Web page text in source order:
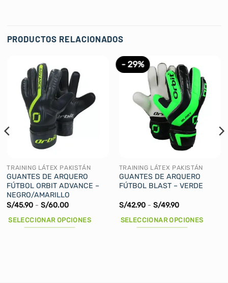
PRODUCTOS RELACIONADOS
TRAINING LÁTEX PAKISTÁN
GUANTES DE ARQUERO
FÚTBOL ORBIT ADVANCE –
NEGRO/AMARILLO
S/45.90 - S/60.00Rango
precios:
desde
SELECCIONAR OPCIONES
- 29%
TRAINING LÁTEX PAKISTÁN
GUANTES DE ARQUERO
FÚTBOL BLAST – VERDE
S/42.90 - S/49.90Rango
precios:
desde
SELECCIONAR OPCIONES